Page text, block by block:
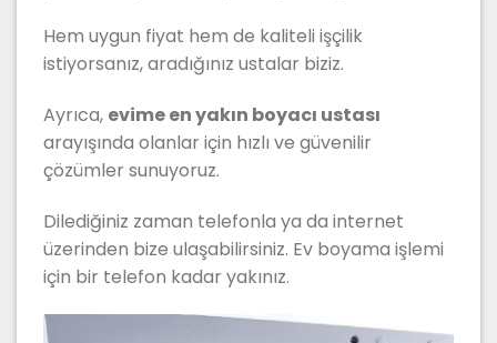
Hem uygun fiyat hem de kaliteli işçilik
istiyorsanız, aradığınız ustalar biziz.
Ayrıca, evime en yakın boyacı ustası
arayışında olanlar için hızlı ve güvenilir
çözümler sunuyoruz.
Dilediğiniz zaman telefonla ya da internet
üzerinden bize ulaşabilirsiniz. Ev boyama işlemi
için bir telefon kadar yakınız.